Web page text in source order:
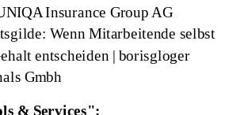
Insurance Group AG
Wenn Mitarbeitende selbst
entscheiden | borisgloger
Gmbh
& Services":